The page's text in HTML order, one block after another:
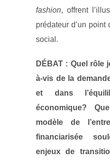
fashion, offrent
prédateur d’un
social.
DÉBAT : Quel rôle
à-vis de la
et dans
économique?
modèle de
financiarisée
enjeux de